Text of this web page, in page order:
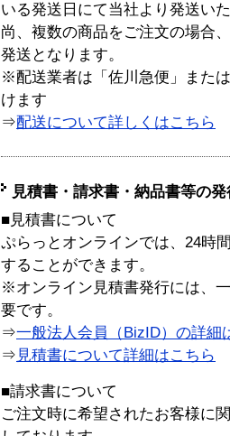
いる発送日にて当社より発送い
尚、複数の商品をご注文の場合
発送となります。
※配送業者は「佐川急便」また
けます
⇒配送について詳しくはこちら
見積書・請求書・納品書等の
■見積書について
ぷらっとオンラインでは、24時
することができます。
※オンライン見積書発行には、
要です。
⇒一般法人会員（BizID）の詳細
⇒ 見積書について詳細はこちら
■請求書について
ご注文時に希望されたお客様に